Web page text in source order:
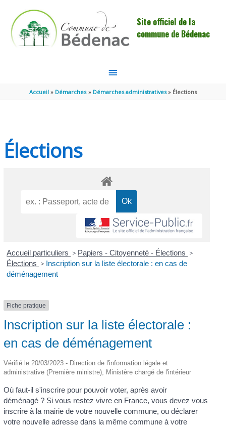
Site officiel de la
commune de Bédenac
MENU
PRINCIPAL
Accueil Démarches Démarches administratives Élections
Élections
Accueil particuliers > Papiers - Citoyenneté - Élections >
Élections > Inscription sur la liste électorale : en cas de
déménagement
Fiche pratique
Inscription sur la liste électorale :
en cas de déménagement
Vérifié le 20/03/2023 - Direction de l'information légale et
administrative (Première ministre), Ministère chargé de l'intérieur
Où faut-il s'inscrire pour pouvoir voter, après avoir
déménagé ? Si vous restez vivre en France, vous devez vous
inscrire à la mairie de votre nouvelle commune, ou déclarer
votre nouvelle adresse dans la même commune à votre